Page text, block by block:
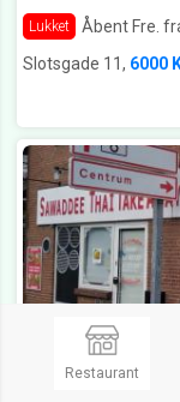
Lukket Åbent Fre.
Slotsgade 11, 6000
Restaurant